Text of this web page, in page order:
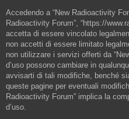
Accedendo a “New Radioactivity
Radioactivity Forum”, “https://
accetta di essere vincolato
non accetti di essere limitato
non utilizzare i servizi offerti da
d’uso possono cambiare in
avvisarti di tali modifiche, benché
queste pagine per eventuali
Radioactivity Forum” implica la
d’uso.